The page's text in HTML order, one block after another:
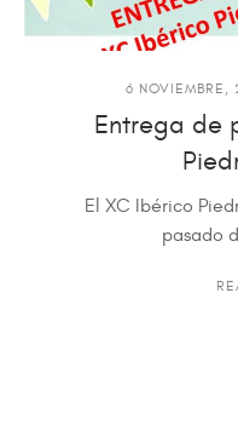
6 NOVIEMBRE,
Entrega de
El XC Ibérico
pasado